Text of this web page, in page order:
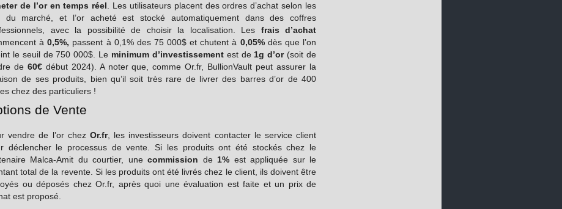
de l’or en temps réel . Les utilisateurs placent des ordres d’achat selon les
du marché, et l’or acheté est stocké automatiquement dans des coffres
avec la possibilité de choisir la localisation. Les frais d’achat
à0,5%, passent à 0,1% des 75 000$ et chutent à 0,05%dès que l’on
le seuil de 750 000$. Le minimum d’investissementest de 1g d’or(soit de
de 60€début 2024). A noter que, comme Or.fr, BullionVault peut assurer la
de ses produits, bien qu’il soit très rare de livrer des barres d’or de 400
chez des particuliers !
de Vente
vendre de l’or chez Or.fr, les investisseurs doivent contacter le service client
déclencher le processus de vente. Si les produits ont été stockés chez le
Malca-Amit du courtier, unecommission de 1% est appliquée sur le
total de la revente. Si les produits ont été livrés chez le client, ils doivent être
ou déposés chez Or.fr, après quoi une évaluation est faite et un prix de
est proposé.